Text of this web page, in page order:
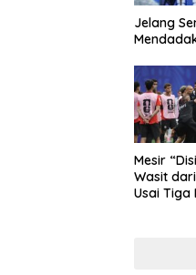
Jelang
Mesir
Wasit
Usai Tiga